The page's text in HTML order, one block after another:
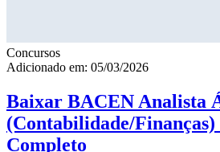
Concursos
Adicionado em: 05/03/2026
Baixar BACEN Analista
(Contabilidade/
Completo